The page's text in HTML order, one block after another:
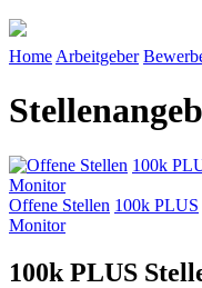
Home Arbeitgeber
Offene Stellen 100k
Monitor
Offene Stellen 100k PLUS
Monitor
100k PLUS